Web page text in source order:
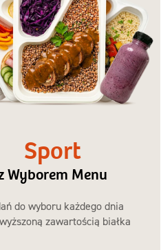
Sport
Wyborem Menu
do wyboru każdego dnia
zawartością białka